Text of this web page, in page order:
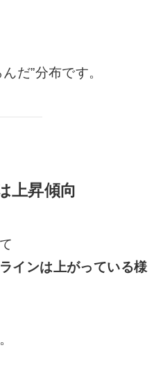
だ”分布です。
上昇傾向
インは上がっている様